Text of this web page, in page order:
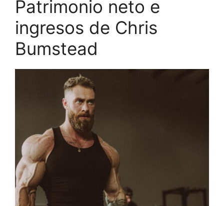
Patrimonio neto e
ingresos de Chris
Bumstead